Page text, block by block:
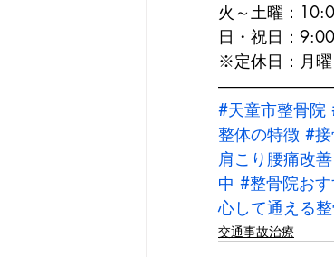
火～土曜：
日・祝日：
※定休日：月曜
#天童市整骨院
整体の特徴 #
肩こり腰痛改善
中 #整骨院お
心して通える
交通事故治療